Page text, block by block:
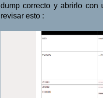
dump correcto y abrirlo con
revisar esto :